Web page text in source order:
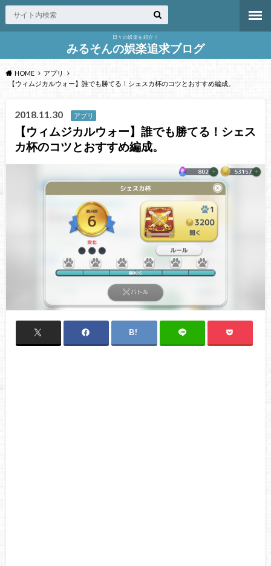
日々の娯楽を紹介！
みるそんの娯楽追求ブログ
HOME
アプリ
【ウィムジカルウォー】誰でも勝てる！シェスカ杯のコツとおすすめ編成。
2018.11.30 アプリ
【ウィムジカルウォー】誰でも勝てる！シェス
カ杯のコツとおすすめ編成。